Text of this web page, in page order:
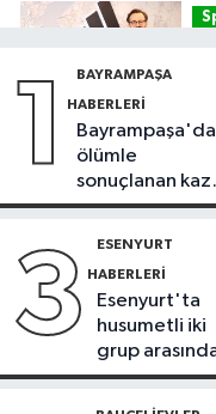
1 BAYRAMPAŞA
HABERLERI
Bayrampaşa'da
ölümle
sonuçlanan
Sürücü
3 ESENYURT
HABERLERI
Esenyurt'ta
husumetli iki
grup
silahlı kavga